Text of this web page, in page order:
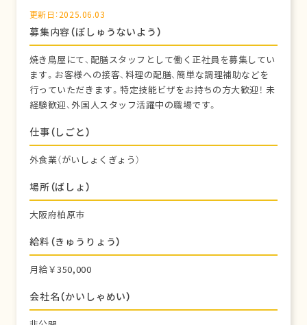
更新日：2025.06.03
募集内容（ぼしゅうないよう）
焼き鳥屋にて、配膳スタッフとして働く正社員を募集してい
ます。お客様への接客、料理の配膳、簡単な調理補助などを
行っていただきます。特定技能ビザをお持ちの方大歓迎！ 未
経験歓迎、外国人スタッフ活躍中の職場です。
仕事（しごと）
外食業（がいしょくぎょう）
場所（ばしょ）
大阪府柏原市
給料（きゅうりょう）
月給￥350,000
会社名（かいしゃめい）